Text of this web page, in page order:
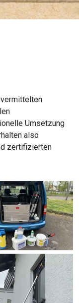
Umsetzung
also
zertifizierten